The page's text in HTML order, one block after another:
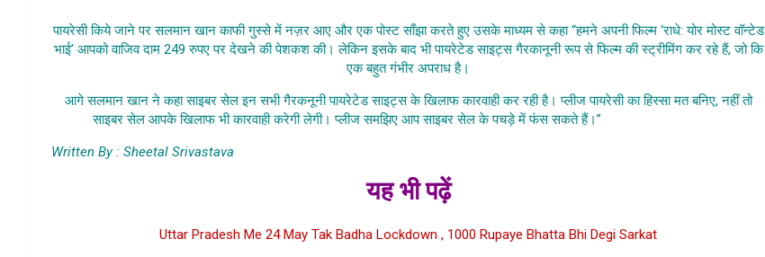
पायरेसी किये जाने पर सलमान खान काफी गुस्से में नज़र आए और एक पोस्ट साँझा करते हुए उसके माध्यम से कहा “हमने अपनी फिल्म ‘राधे: योर मोस्ट वॉन्टेड
भाई’ आपको वाजिव दाम 249 रुपए पर देखने की पेशकश की। लेकिन इसके बाद भी पायरेटेड साइट्स गैरकानूनी रूप से फिल्म की स्ट्रीमिंग कर रहे हैं, जो कि
एक बहुत गंभीर अपराध है।
आगे सलमान खान ने कहा साइबर सेल इन सभी गैरकनूनी पायरेटेड साइट्स के खिलाफ कारवाही कर रही है। प्लीज पायरेसी का हिस्सा मत बनिए, नहीं तो
साइबर सेल आपके खिलाफ भी कारवाही करेगी लेगी। प्लीज समझिए आप साइबर सेल के पचड़े में फंस सकते हैं।”
Written By : Sheetal Srivastava
यह भी पढ़ें
Uttar Pradesh Me 24 May Tak Badha Lockdown , 1000 Rupaye Bhatta Bhi Degi Sarkat